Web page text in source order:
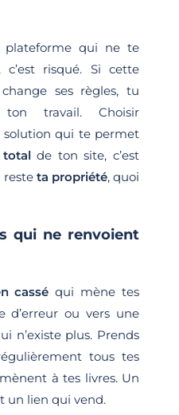
qui ne te
c’est risqué. Si cette
ses règles, tu
travail. Choisir
solution qui te permet
de ton site, c’est
reste ta propriété, quoi
qui ne renvoient
cassé qui mène tes
d’erreur ou vers une
n’existe plus. Prends
tous tes
à tes livres. Un
un lien qui vend.